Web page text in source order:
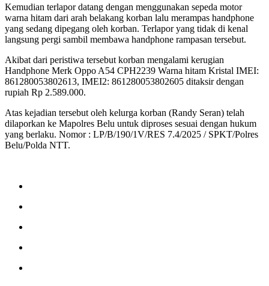
Kemudian terlapor datang dengan menggunakan sepeda motor
warna hitam dari arah belakang korban lalu merampas handphone
yang sedang dipegang oleh korban. Terlapor yang tidak di kenal
langsung pergi sambil membawa handphone rampasan tersebut.
Akibat dari peristiwa tersebut korban mengalami kerugian
Handphone Merk Oppo A54 CPH2239 Warna hitam Kristal IMEI:
861280053802613, IMEI2: 861280053802605 ditaksir dengan
rupiah Rp 2.589.000.
Atas kejadian tersebut oleh kelurga korban (Randy Seran) telah
dilaporkan ke Mapolres Belu untuk diproses sesuai dengan hukum
yang berlaku. Nomor : LP/B/190/1V/RES 7.4/2025 / SPKT/Polres
Belu/Polda NTT.